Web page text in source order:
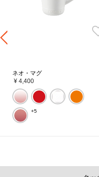
ネオ・マグ
¥ 4,400
+5